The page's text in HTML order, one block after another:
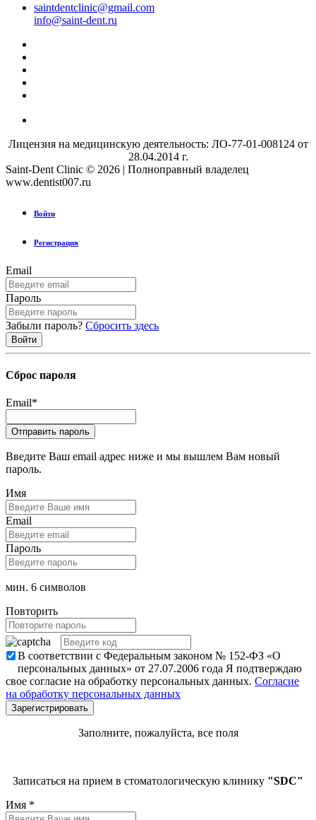
saintdentclinic@gmail.com
info@saint-dent.ru
Лицензия на медицинскую деятельность: ЛО-77-01-008124 от
28.04.2014 г.
Saint-Dent Clinic © 2026 | Полноправный владелец
www.dentist007.ru
Войти
Регистрация
Email
Пароль
Забыли пароль? Сбросить здесь
Сброс пароля
Email*
Введите Ваш email адрес ниже и мы вышлем Вам новый
пароль.
Имя
Email
Пароль
мин. 6 символов
Повторить
В соответствии с Федеральным законом № 152-ФЗ «О
персональных данных» от 27.07.2006 года Я подтверждаю
свое согласие на обработку персональных данных. Согласие
на обработку персональных данных
Заполните, пожалуйста, все поля
Записаться на прием в стоматологическую клинику "SDC"
Имя *